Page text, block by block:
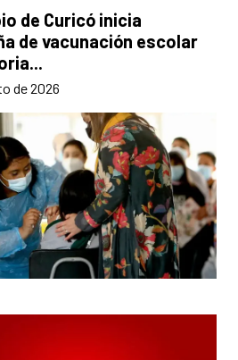
de Curicó inicia
de vacunación escolar
de 2026